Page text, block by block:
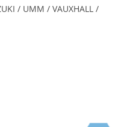
/ UMM / VAUXHALL /